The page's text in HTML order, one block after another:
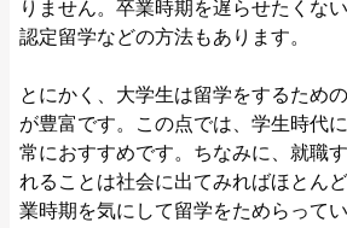
りません。卒業時期を遅らせたくな
認定留学などの方法もあります。
とにかく、大学生は留学をするため
が豊富です。この点では、学生時代
常におすすめです。ちなみに、就職
れることは社会に出てみればほとん
業時期を気にして留学をためらって